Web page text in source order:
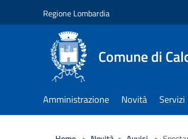
Regione Lombardia
Comune di
Amministrazione Novità Servizi